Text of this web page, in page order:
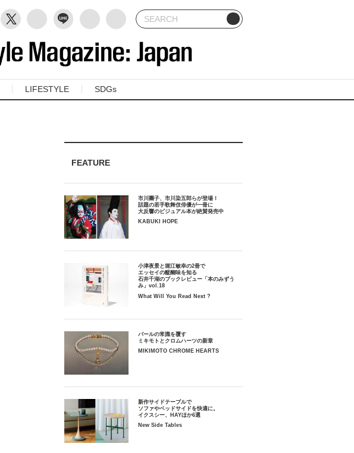
LIFESTYLE SDGs
FEATURE
市川團子、市川染五郎らが登場！
話題の若手歌舞伎俳優が一冊に
大反響のビジュアル本が絶賛発売中
KABUKI HOPE
小津夜景と堀江敏幸の2冊で
エッセイの醍醐味を知る
石井千湖のブックレビュー「本のみずう
み」vol.18
What Will You Read Next ?
パールの常識を覆す
ミキモトとクロムハーツの新章
MIKIMOTO CHROME HEARTS
新作サイドテーブルで
ソファやベッドサイドを快適に。
イクスシー、HAYほか6選
New Side Tables